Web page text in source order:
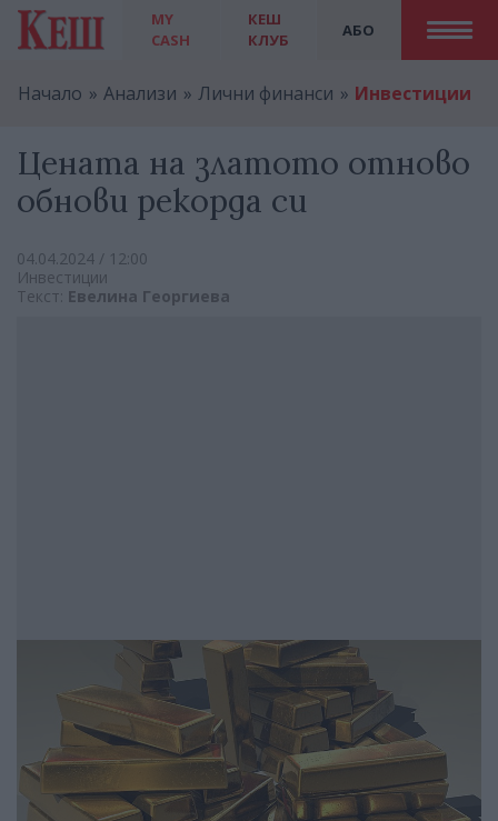
MY
CASH
АБО
КЕШ
КЛУБ
Начало Анализи Лични финанси Инвестиции
Цената на златото отново
обнови рекорда си
04.04.2024 / 12:00
Инвестиции
Текст: Евелина Георгиева